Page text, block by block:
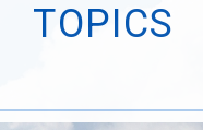
TOPICS